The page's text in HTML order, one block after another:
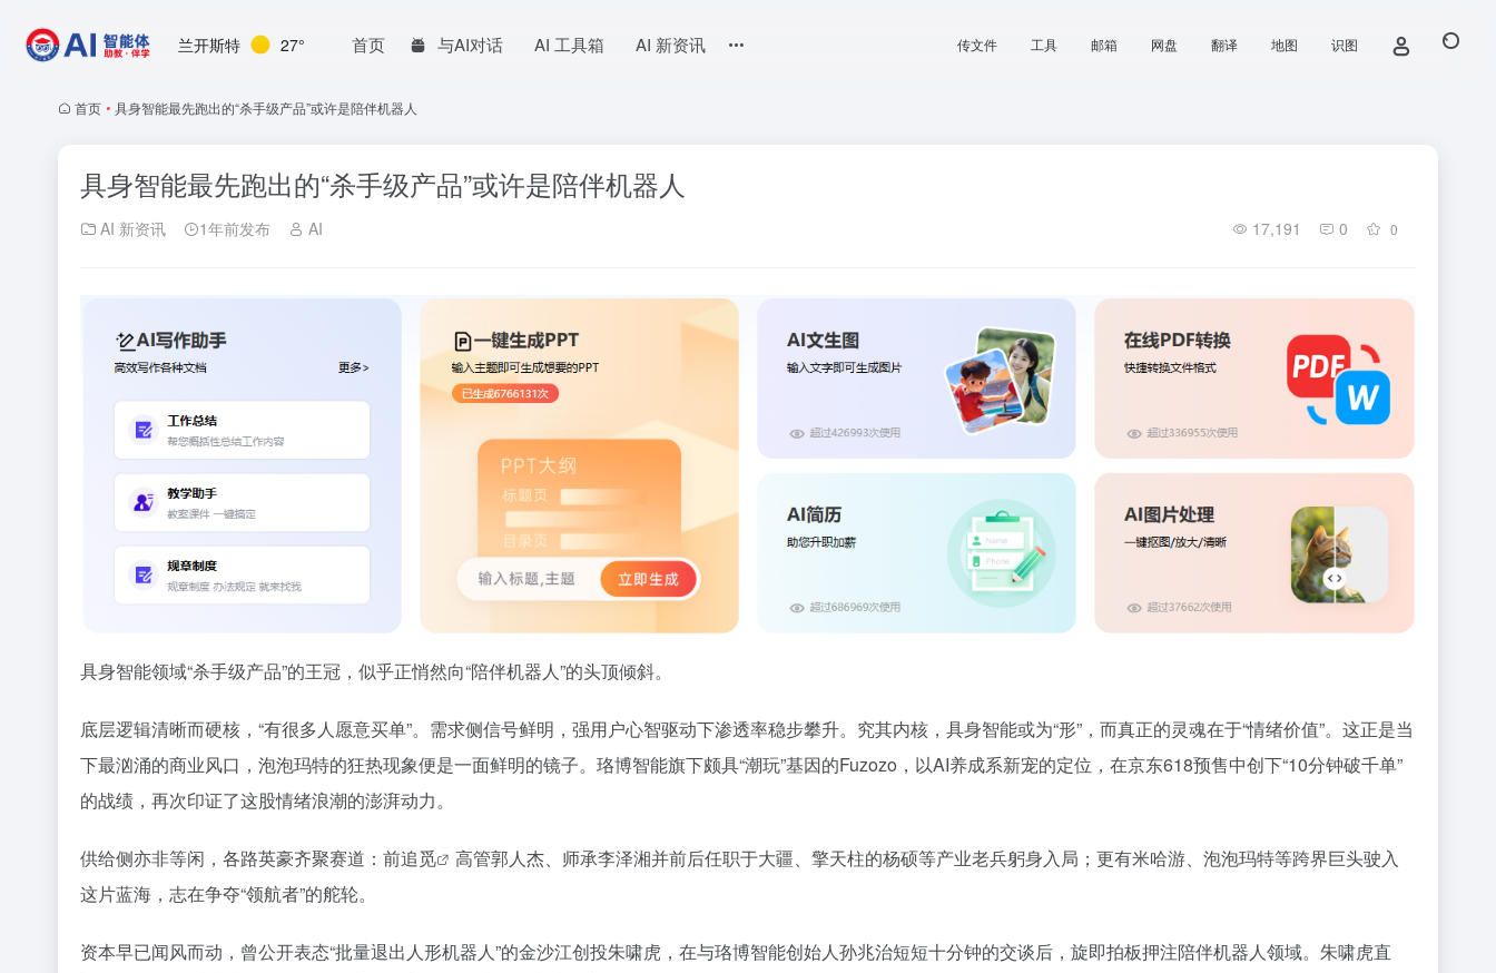
兰开斯特 27° 首页 与AI对话 AI 工具箱 AI 新资讯 传文件 工具 邮箱 网盘 翻译 地图 识图
首页 • 具身智能最先跑出的“杀手级产品”或许是陪伴机器人
具身智能最先跑出的“杀手级产品”或许是陪伴机器人
AI 新资讯 1年前发布 AI 17,191 0 0
具身智能领域“杀手级产品”的王冠，似乎正悄然向“陪伴机器人”的头顶倾斜。
底层逻辑清晰而硬核，“有很多人愿意买单”。需求侧信号鲜明，强用户心智驱动下渗透率稳步攀升。究其内核，具身智能或为“形”，而真正的灵魂在于“情绪价值”。这正是当
下最汹涌的商业风口，泡泡玛特的狂热现象便是一面鲜明的镜子。珞博智能旗下颇具“潮玩”基因的Fuzozo，以AI养成系新宠的定位，在京东618预售中创下“10分钟破千单”
的战绩，再次印证了这股情绪浪潮的澎湃动力。
供给侧亦非等闲，各路英豪齐聚赛道：前追觅
高管郭人杰、师承李泽湘并前后任职于大疆、擎天柱的杨硕等产业老兵躬身入局；更有米哈游、泡泡玛特等跨界巨头驶入
这片蓝海，志在争夺“领航者”的舵轮。
资本早已闻风而动，曾公开表态“批量退出人形机器人”的金沙江创投朱啸虎，在与珞博智能创始人孙兆治短短十分钟的交谈后，旋即拍板押注陪伴机器人领域。朱啸虎直